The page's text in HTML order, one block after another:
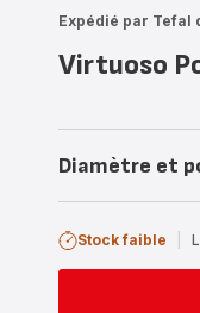
Expédié par Tefal
Virtuoso
Diamètre et
Stock faible